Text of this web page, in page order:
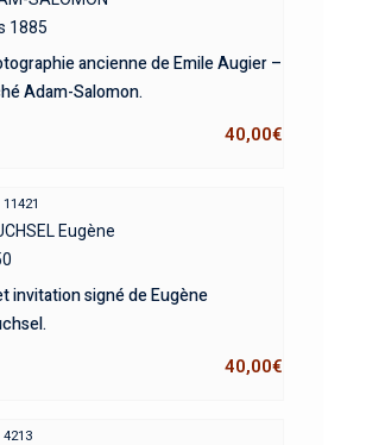
1885
ancienne de Emile Augier –
Adam-Salomon.
40,00€
11421
Eugène
invitation signé de Eugène
40,00€
4213